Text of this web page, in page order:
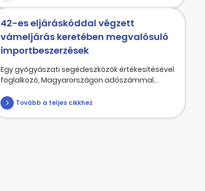
42-es eljáráskóddal végzett
vámeljárás keretében megvalósuló
importbeszerzések
Egy gyógyászati segédeszközök értékesítésével
foglalkozó, Magyarországon adószámmal...
Tovább a teljes cikkhez